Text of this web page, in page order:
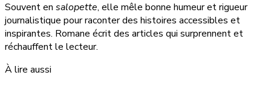
Souvent en salopette, elle mêle bonne humeur et rigueur
journalistique pour raconter des histoires accessibles et
inspirantes. Romane écrit des articles qui surprennent et
réchauffent le lecteur.
À lire aussi